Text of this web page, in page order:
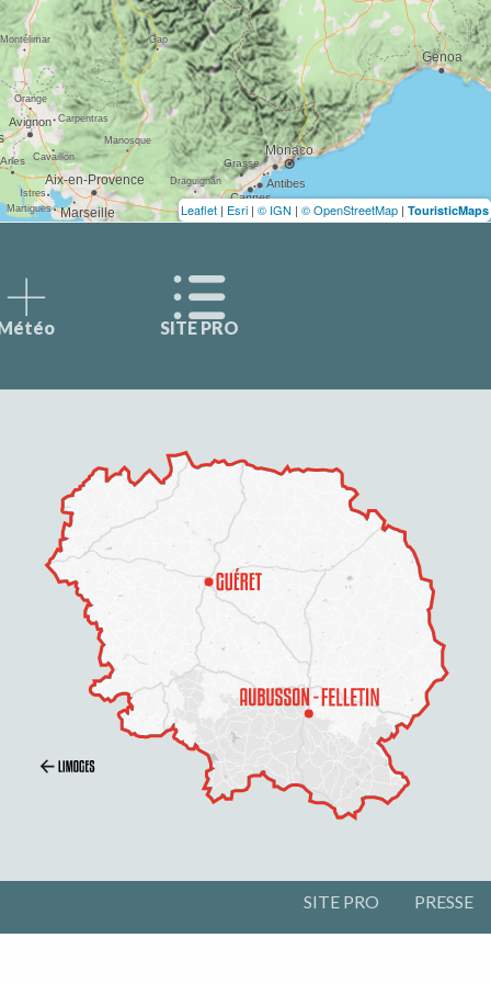
Leaflet | Esri | © IGN | © OpenStreetMap | TouristicMaps
SITE PRO
SITE PRO PRESSE